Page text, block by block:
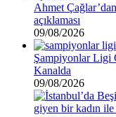
Ahmet
açıklaması
09/08/2026
Şampiyonlar Ligi
Kanalda
09/08/2026